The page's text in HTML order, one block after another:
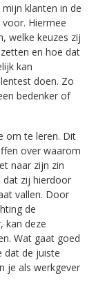
klanten in de
Hiermee
welke keuzes zij
en hoe dat
kan
doen. Zo
bedenker of
om te leren. Dit
over waarom
naar zijn zin
dat zij hierdoor
vallen. Door
de
kan deze
Wat gaat goed
dat de juiste
je als werkgever